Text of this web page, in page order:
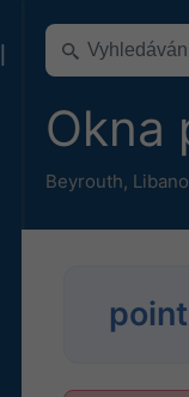
Okna
Beyrouth,